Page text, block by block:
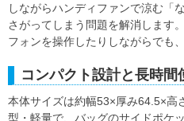
しながらハンディファンで涼む「
さがってしまう問題を解消します
フォンを操作したりしながらでも
コンパクト設計と長時間
本体サイズは約幅53×厚み64.5×高
型・軽量で、バッグのサイドポケ